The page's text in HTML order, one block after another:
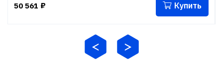
50 561 ₽ Купить